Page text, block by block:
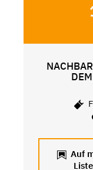
Auf
Liste